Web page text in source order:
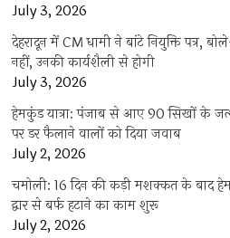
July 3, 2026
देहरादून में CM धामी ने बांटे नियुक्ति पत्र,
नहीं, उनकी कार्यशैली से होगी
July 3, 2026
हेमकुंड यात्रा: पंजाब से आए 90 सिखों के
पर डर फैलाने वालों को दिया जवाब
July 2, 2026
चमोली: 16 दिन की कड़ी मशक्कत के बाद
द्वार से बर्फ हटाने का काम शुरू
July 2, 2026